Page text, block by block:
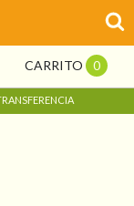
CARRITO 0